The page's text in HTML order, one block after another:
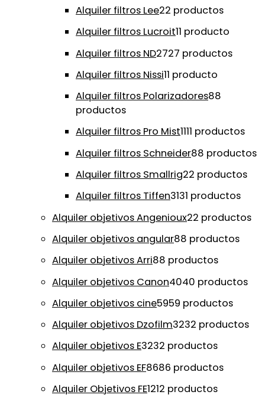
Alquiler filtros Lee22 productos
Alquiler filtros Lucroit11 producto
Alquiler filtros ND2727 productos
Alquiler filtros Nissi11 producto
Alquiler filtros Polarizadores88
productos
Alquiler filtros Pro Mist1111 productos
Alquiler filtros Schneider88 productos
Alquiler filtros Smallrig22 productos
Alquiler filtros Tiffen3131 productos
Alquiler objetivos Angenioux22 productos
Alquiler objetivos angular88 productos
Alquiler objetivos Arri88 productos
Alquiler objetivos Canon4040 productos
Alquiler objetivos cine5959 productos
Alquiler objetivos Dzofilm3232 productos
Alquiler objetivos E3232 productos
Alquiler objetivos EF8686 productos
Alquiler Objetivos FE1212 productos